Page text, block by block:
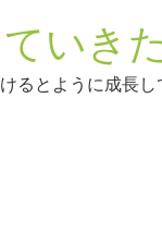
いき
るとように成長し